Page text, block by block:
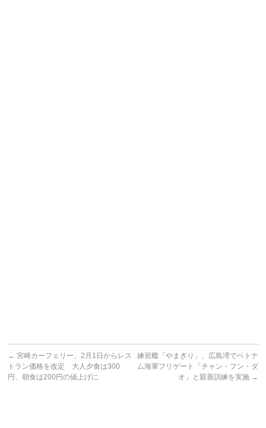
← 宮崎カーフェリー、2月1日からレス
トラン価格を改定 大人夕食は300
円、朝食は200円の値上げに
練習艦「やまぎり」、広島湾でベトナ
ム海軍フリゲート「チャン・フン・ダ
オ」と親善訓練を実施 →